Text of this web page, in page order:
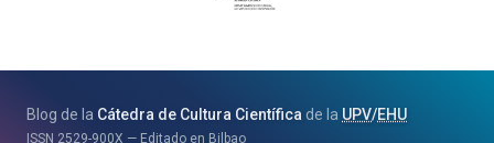
Jaurlaritza
eta
Blog de la Cátedra de Cultura Científica de la UPV/EHU
ISSN 2529-900X Editado en Bilbao